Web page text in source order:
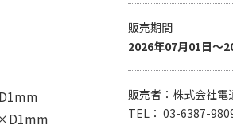
販売期間
2026年07月01日～
販売者：株式会社電
TEL： 03-6387-